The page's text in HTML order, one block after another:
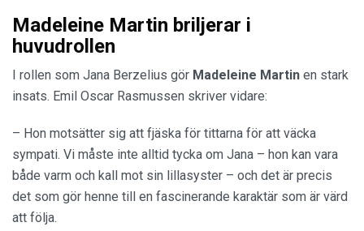
Madeleine Martin briljerar i
huvudrollen
I rollen som Jana Berzelius gör Madeleine Martin en stark
insats. Emil Oscar Rasmussen skriver vidare:
– Hon motsätter sig att fjäska för tittarna för att väcka
sympati. Vi måste inte alltid tycka om Jana – hon kan vara
både varm och kall mot sin lillasyster – och det är precis
det som gör henne till en fascinerande karaktär som är värd
att följa.